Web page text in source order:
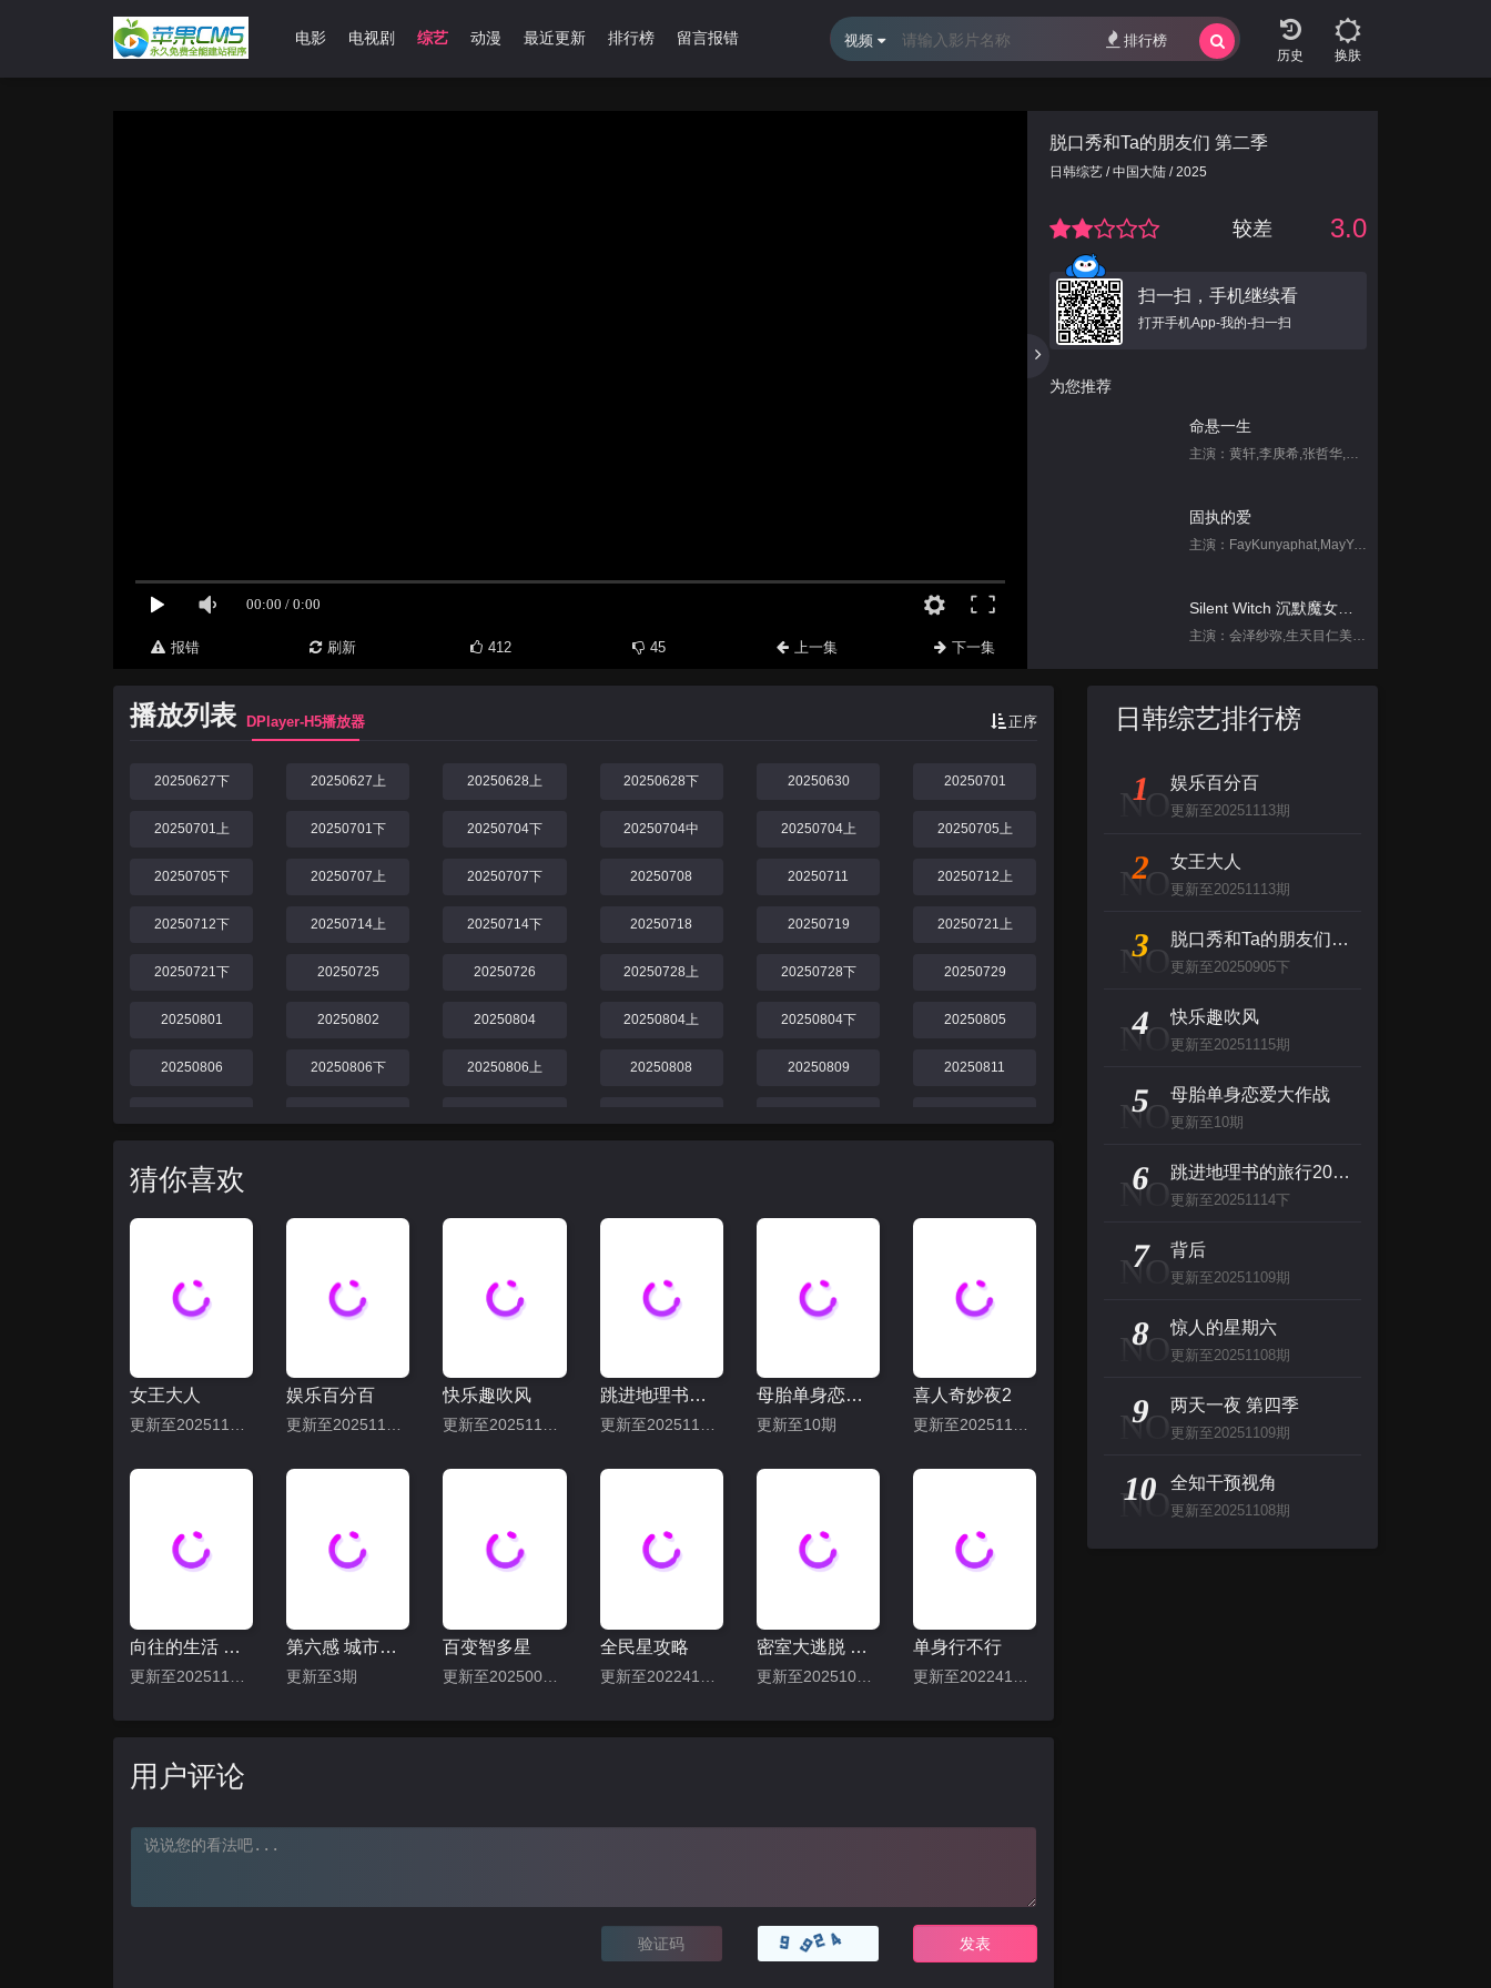
首页 电影 电视剧 综艺 动漫 最近更新 排行榜 留言报错
换肤
视频 排行榜
报错 刷新 412 45 上一集 下一集
脱口秀和Ta的朋友们 第二季
日韩综艺 / 中国大陆 / 2025
较差 3.0
扫一扫，手机继续看
打开手机App-我的-扫一扫
为您推荐
命悬一生
主演：黄轩,李庚希,张哲华,白宇帆,尹昉,姜珮瑶
固执的爱
主演：FayKunyaphat,MayYada
主演：会泽纱弥,生天目仁美,诹访部顺一,坂田将吾,中岛良
主演：不齐男团
背后
创：战纪
名侦探柯南（日语）
主演：李民浩,金泰妍,金东炫,表志勋,李俊
百变的七仓同学
主演：早见沙织,冈本信彦
播放列表 DPlayer-H5播放器 正序
20250627下 20250627上 20250628上 20250628下 20250630 20250701
20250701上 20250701下 20250704下 20250704中 20250704上 20250705上
20250705下 20250707上 20250707下 20250708 20250711 20250712上
20250712下 20250714上 20250714下 20250718 20250719 20250721上
20250721下 20250725 20250726 20250728上 20250728下 20250729
20250801 20250802 20250804 20250804上 20250804下 20250805
20250806 20250806下 20250806上 20250808 20250809 20250811
20250818上
猜你喜欢
女王大人 娱乐百分百 快乐趣吹风 跳进地理书的旅行2025·甘肃篇 母胎单身恋爱大作战
更新至10期
喜人奇妙夜2
向往的生活 第八季 第六感 城市观光2
更新至3期
百变智多星 全民星攻略 密室大逃脱 第七季
更新至20251001期
单身行不行
用户评论
日韩综艺排行榜
NO
1 娱乐百分百
更新至20251113期
NO
2 女王大人
更新至20251113期
NO
3 脱口秀和Ta的朋友们 第二季
更新至20250905下
NO
4 快乐趣吹风
更新至20251115期
NO
5 母胎单身恋爱大作战
更新至10期
NO
6 跳进地理书的旅行2025·甘肃篇
更新至20251114下
NO
7 背后
更新至20251109期
NO
8 惊人的星期六
更新至20251108期
NO
9 两天一夜 第四季
更新至20251109期
NO
10 全知干预视角
更新至20251108期